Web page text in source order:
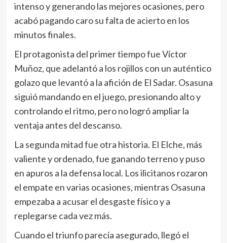
intenso y generando las mejores ocasiones, pero
acabó pagando caro su falta de acierto en los
minutos finales.
El protagonista del primer tiempo fue Víctor
Muñoz, que adelantó a los rojillos con un auténtico
golazo que levantó a la afición de El Sadar. Osasuna
siguió mandando en el juego, presionando alto y
controlando el ritmo, pero no logró ampliar la
ventaja antes del descanso.
La segunda mitad fue otra historia. El Elche, más
valiente y ordenado, fue ganando terreno y puso
en apuros a la defensa local. Los ilicitanos rozaron
el empate en varias ocasiones, mientras Osasuna
empezaba a acusar el desgaste físico y a
replegarse cada vez más.
Cuando el triunfo parecía asegurado, llegó el